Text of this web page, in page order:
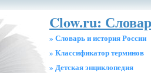
Clow.ru:
» Словарь и история России
» Классификатор терминов
» Детская энциклопедия